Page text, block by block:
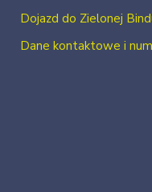
Dojazd do Zielonej
Dane kontaktowe i